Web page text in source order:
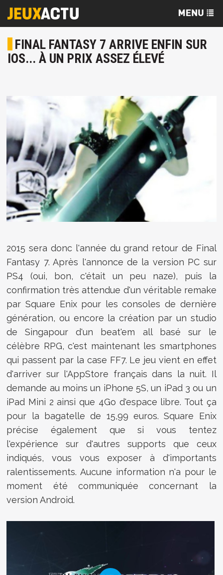
FINAL FANTASY 7 ARRIVE ENFIN SUR
IOS... À UN PRIX ASSEZ ÉLEVÉ
2015 sera donc l'année du grand retour de Final
Fantasy 7. Après l'annonce de la version PC sur
PS4 (oui, bon, c'était un peu naze), puis la
confirmation très attendue d'un véritable remake
par Square Enix pour les consoles de dernière
génération, ou encore la création par un studio
de Singapour d'un beat'em all basé sur le
célèbre RPG, c'est maintenant les smartphones
qui passent par la case FF7. Le jeu vient en effet
d'arriver sur l'AppStore français dans la nuit. Il
demande au moins un iPhone 5S, un iPad 3 ou un
iPad Mini 2 ainsi que 4Go d'espace libre. Tout ça
pour la bagatelle de 15,99 euros. Square Enix
précise également que si vous tentez
l'expérience sur d'autres supports que ceux
indiqués, vous vous exposer à d'importants
ralentissements. Aucune information n'a pour le
moment été communiquée concernant la
version Android.